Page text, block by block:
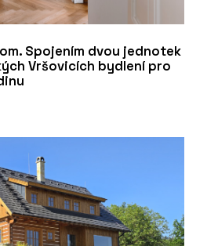
Spojením dvou jednotek
Vršovicích bydlení pro